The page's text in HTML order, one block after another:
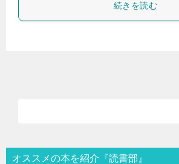
続きを読む
オススメの本を紹介『読書部』